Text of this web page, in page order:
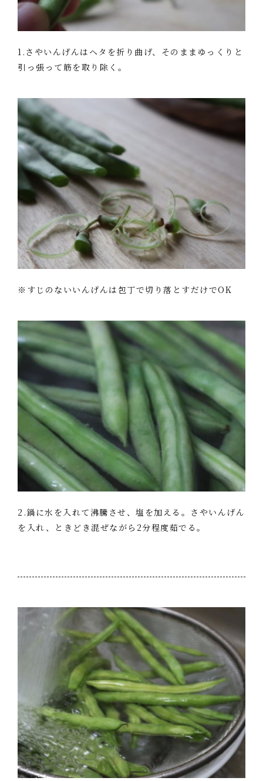
1.さやいんげんはヘタを折り曲げ、そのままゆっくりと
引っ張って筋を取り除く。
※すじのないいんげんは包丁で切り落とすだけでOK
2.鍋に水を入れて沸騰させ、塩を加える。さやいんげん
を入れ、ときどき混ぜながら2分程度茹でる。